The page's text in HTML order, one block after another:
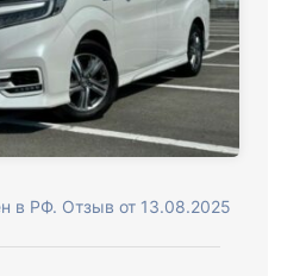
в РФ. Отзыв от 13.08.2025